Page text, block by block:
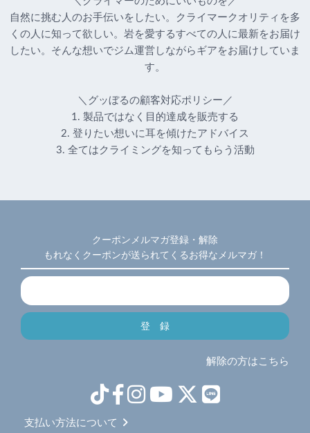
自然に挑む人のお手伝いをしたい。クライマークオリティを多
くの人に知って欲しい。岩を愛するすべての人に最新をお届け
したい。そんな想いでジム運営しながらギアをお届けしていま
す。
＼グッぼるの顧客対応ポリシー／
1. 製品ではなく目的達成を販売する
2. 登りたい想いに耳を傾けたアドバイス
3. 全てはクライミングを知ってもらう活動
クーポンメルマガ登録・解除
もれなくクーポンが送られてくるお得なメルマガ！
解除の方はこちら
支払い方法について